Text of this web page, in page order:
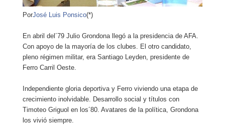
PorJosé Luis Ponsico(*)
En abril del´79 Julio Grondona llegó a la presidencia de AFA.
Con apoyo de la mayoría de los clubes. El otro candidato,
pleno régimen militar, era Santiago Leyden, presidente de
Ferro Carril Oeste.
Independiente gloria deportiva y Ferro viviendo una etapa de
crecimiento inolvidable. Desarrollo social y títulos con
Timoteo Griguol en los´80. Avatares de la política, Grondona
los vivió siempre.